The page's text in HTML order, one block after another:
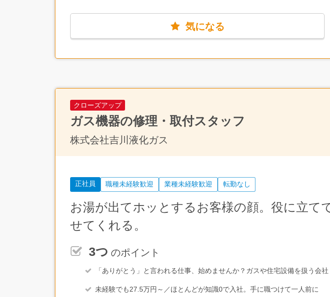
気になる
クローズアップ
ガス機器の修理・取付スタッフ
株式会社吉川液化ガス
正社員 職種未経験歓迎 業種未経験歓迎 転勤なし
お湯が出てホッとするお客様の顔。役に立て
せてくれる。
3つ のポイント
「ありがとう」と言われる仕事、始めませんか？ガスや住宅設備を扱う会社
未経験でも27.5万円～／ほとんどが知識0で入社。手に職つけて一人前に